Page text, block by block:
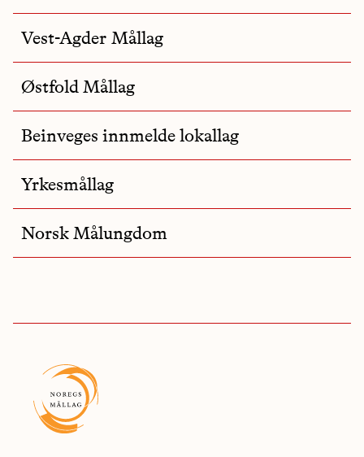
Vest-Agder Mållag
Østfold Mållag
Beinveges innmelde lokallag
Yrkesmållag
Norsk Målungdom